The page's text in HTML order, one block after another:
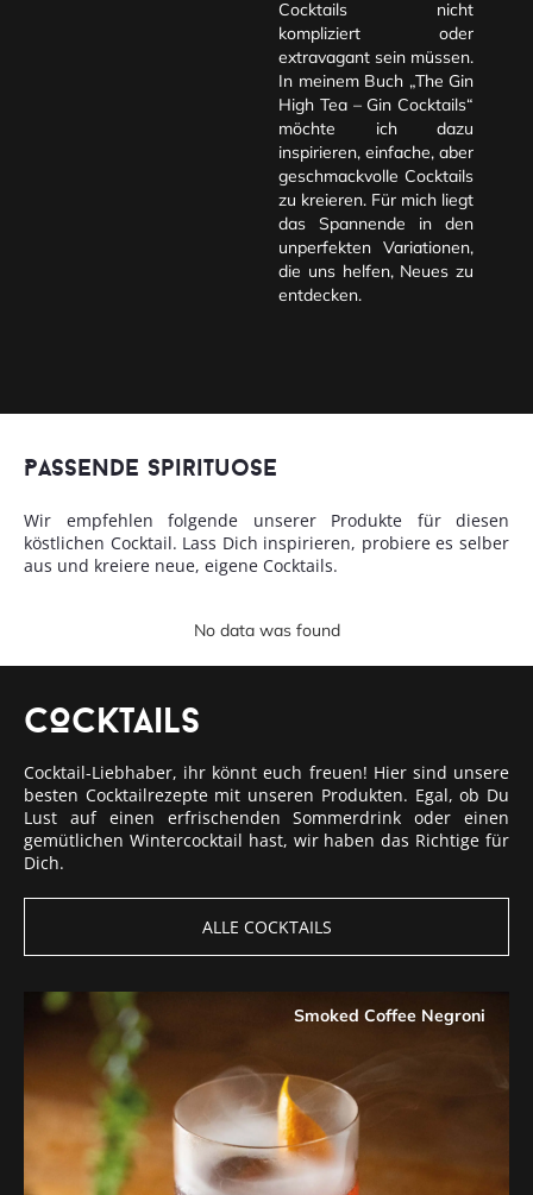
Cocktails nicht
kompliziert oder
extravagant sein müssen.
In meinem Buch „The Gin
High Tea – Gin Cocktails“
möchte ich dazu
inspirieren, einfache, aber
geschmackvolle Cocktails
zu kreieren. Für mich liegt
das Spannende in den
unperfekten Variationen,
die uns helfen, Neues zu
entdecken.
Passende Spirituose
Wir empfehlen folgende unserer Produkte für diesen
köstlichen Cocktail. Lass Dich inspirieren, probiere es selber
aus und kreiere neue, eigene Cocktails.
No data was found
COcktails
Cocktail-Liebhaber, ihr könnt euch freuen! Hier sind unsere
besten Cocktailrezepte mit unseren Produkten. Egal, ob Du
Lust auf einen erfrischenden Sommerdrink oder einen
gemütlichen Wintercocktail hast, wir haben das Richtige für
Dich.
ALLE COCKTAILS
Smoked Coffee Negroni